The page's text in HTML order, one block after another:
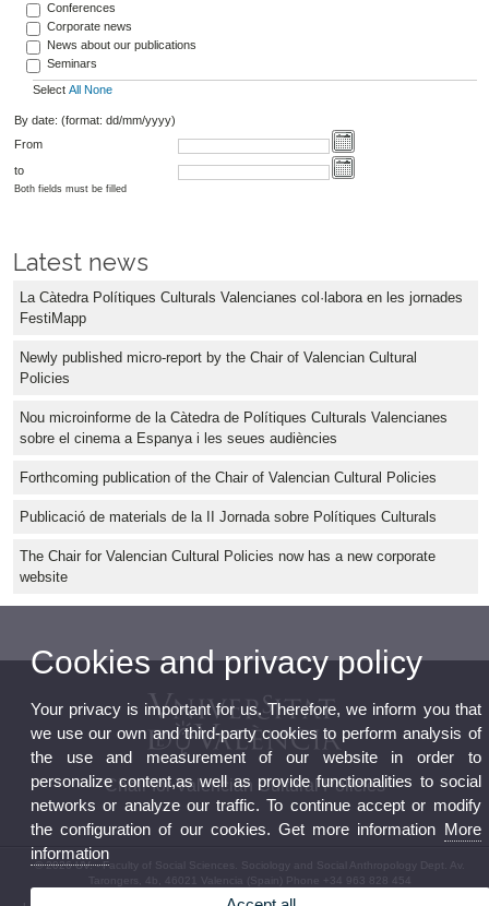
Conferences
Corporate news
News about our publications
Seminars
Select All None
By date: (format: dd/mm/yyyy)
From
to
Both fields must be filled
Latest news
La Càtedra Polítiques Culturals Valencianes col·labora en les jornades
FestiMapp
Newly published micro-report by the Chair of Valencian Cultural
Policies
Nou microinforme de la Càtedra de Polítiques Culturals Valencianes
sobre el cinema a Espanya i les seues audiències
Forthcoming publication of the Chair of Valencian Cultural Policies
Publicació de materials de la II Jornada sobre Polítiques Culturals
The Chair for Valencian Cultural Policies now has a new corporate
website
Chair for Valencian Cultural Policies
© 2026 UV. - Faculty of Social Sciences. Sociology and Social Anthropology Dept. Av.
Tarongers, 4b, 46021 Valencia (Spain) Phone +34 963 828 454
Cookies and privacy policy
Your privacy is important for us. Therefore, we inform you that
we use our own and third-party cookies to perform analysis of
the use and measurement of our website in order to
personalize content,as well as provide functionalities to social
networks or analyze our traffic. To continue accept or modify
the configuration of our cookies. Get more information More
information